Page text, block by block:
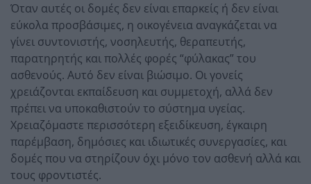
Όταν αυτές οι δομές δεν είναι επαρκείς ή δεν είναι
εύκολα προσβάσιμες, η οικογένεια αναγκάζεται να
γίνει συντονιστής, νοσηλευτής, θεραπευτής,
παρατηρητής και πολλές φορές “φύλακας” του
ασθενούς. Αυτό δεν είναι βιώσιμο. Οι γονείς
χρειάζονται εκπαίδευση και συμμετοχή, αλλά δεν
πρέπει να υποκαθιστούν το σύστημα υγείας.
Χρειαζόμαστε περισσότερη εξειδίκευση, έγκαιρη
παρέμβαση, δημόσιες και ιδιωτικές συνεργασίες, και
δομές που να στηρίζουν όχι μόνο τον ασθενή αλλά και
τους φροντιστές.